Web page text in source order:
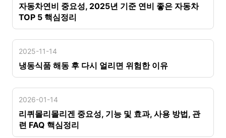
자동차연비 중요성, 2025년 기준 연비 좋은 자동차
TOP 5 핵심정리
2025-11-14
냉동식품 해동 후 다시 얼리면 위험한 이유
2026-01-14
리퀴몰리몰리겐 중요성, 기능 및 효과, 사용 방법, 관
련 FAQ 핵심정리